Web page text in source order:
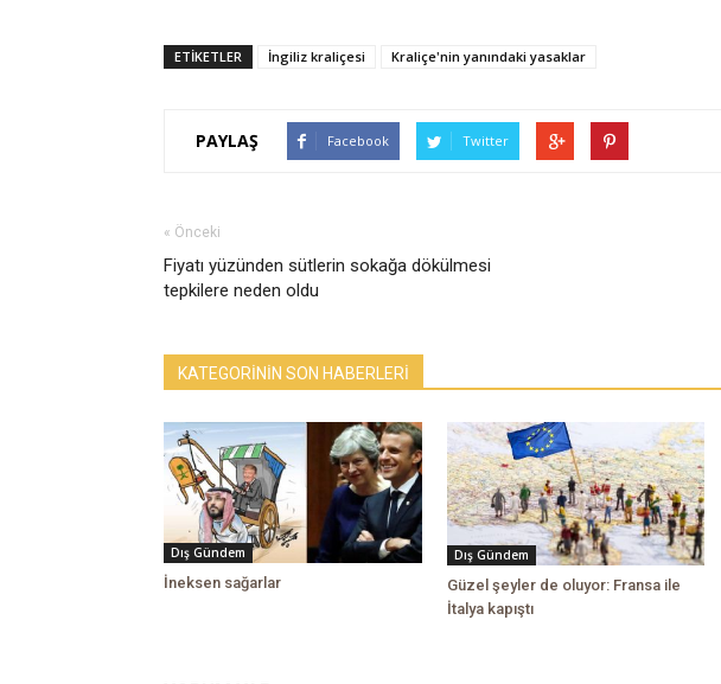
ETİKETLER İngiliz kraliçesi Kraliçe'nin yanındaki yasaklar
PAYLAŞ Facebook Twitter
« Önceki
Fiyatı yüzünden sütlerin sokağa dökülmesi
tepkilere neden oldu
KATEGORİNİN SON HABERLERİ
Dış Gündem
İneksen sağarlar
Dış Gündem
Güzel şeyler de oluyor: Fransa ile
İtalya kapıştı